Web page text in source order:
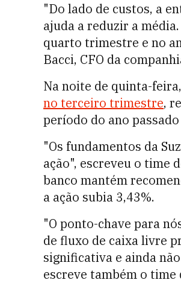
"Do lado de custos, a
ajuda a reduzir a
quarto trimestre e no
Bacci, CFO da
Na noite de quinta-
no terceiro trimestre,
período do ano
"Os fundamentos da
ação", escreveu o time
banco mantém
a ação subia 3,43%.
"O ponto-chave para
de fluxo de caixa livre
significativa e ainda
escreve também o time